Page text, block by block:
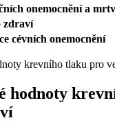
onemocnění a
zdraví
cévních onemocnění
hodnoty